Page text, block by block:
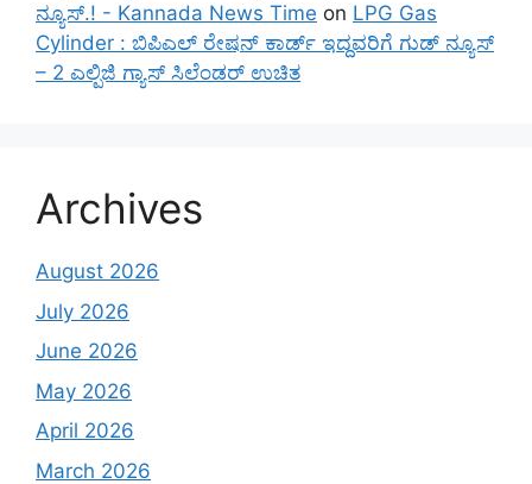
ನ್ಯೂಸ್.! - Kannada News Time on LPG Gas
Cylinder : ಬಿಪಿಎಲ್ ರೇಷನ್ ಕಾರ್ಡ್ ಇದ್ದವರಿಗೆ ಗುಡ್ ನ್ಯೂಸ್
– 2 ಎಲ್ಪಿಜಿ ಗ್ಯಾಸ್ ಸಿಲೆಂಡರ್ ಉಚಿತ
Archives
August 2026
July 2026
June 2026
May 2026
April 2026
March 2026